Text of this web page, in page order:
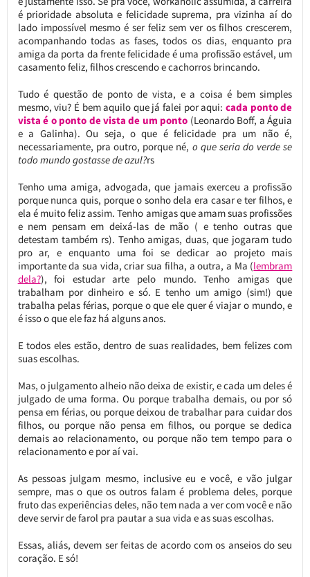
é prioridade absoluta e felicidade suprema, pra vizinha aí do
lado impossível mesmo é ser feliz sem ver os filhos crescerem,
acompanhando todas as fases, todos os dias, enquanto pra
amiga da porta da frente felicidade é uma profissão estável, um
casamento feliz, filhos crescendo e cachorros brincando.
Tudo é questão de ponto de vista, e a coisa é bem simples
mesmo, viu? É bem aquilo que já falei por aqui:cada ponto de
vista é o ponto de vista de um ponto (Leonardo Boff, a Águia
e a Galinha). Ou seja, o que é felicidade pra um não é,
necessariamente, pra outro, porque né, o que seria do verde se
todo mundo gostasse de azul?rs
Tenho uma amiga, advogada, que jamais exerceu a profissão
porque nunca quis, porque o sonho dela era casar e ter filhos, e
ela é muito feliz assim. Tenho amigas que amam suas profissões
e nem pensam em deixá-las de mão ( e tenho outras que
detestam também rs). Tenho amigas, duas, que jogaram tudo
pro ar, e enquanto uma foi se dedicar ao projeto mais
importante da sua vida, criar sua filha, a outra, a Ma (lembram
dela?), foi estudar arte pelo mundo. Tenho amigas que
trabalham por dinheiro e só. E tenho um amigo (sim!) que
trabalha pelas férias, porque o que ele quer é viajar o mundo, e
é isso o que ele faz há alguns anos.
E todos eles estão, dentro de suas realidades, bem felizes com
suas escolhas.
Mas, o julgamento alheio não deixa de existir, e cada um deles é
julgado de uma forma. Ou porque trabalha demais, ou por só
pensa em férias, ou porque deixou de trabalhar para cuidar dos
filhos, ou porque não pensa em filhos, ou porque se dedica
demais ao relacionamento, ou porque não tem tempo para o
relacionamento e por aí vai.
As pessoas julgam mesmo, inclusive eu e você, e vão julgar
sempre, mas o que os outros falam é problema deles, porque
fruto das experiências deles, não tem nada a ver com você e não
deve servir de farol pra pautar a sua vida e as suas escolhas.
Essas, aliás, devem ser feitas de acordo com os anseios do seu
coração. E só!